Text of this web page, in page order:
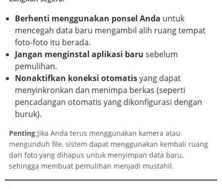
Berhenti menggunakan ponsel Anda untuk
mencegah data baru mengambil alih ruang tempat
foto-foto itu berada.
Jangan menginstal aplikasi baru sebelum
pemulihan.
Nonaktifkan koneksi otomatisyang dapat
menyinkronkan dan menimpa berkas (seperti
pencadangan otomatis yang dikonfigurasi dengan
buruk).
Penting:Jika Anda terus menggunakan kamera atau
mengunduh file, sistem dapat menggunakan kembali ruang
dari foto yang dihapus untuk menyimpan data baru,
sehingga membuat pemulihan menjadi mustahil.